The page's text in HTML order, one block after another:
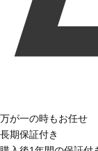
万が一の時もお任せ
長期保証付き